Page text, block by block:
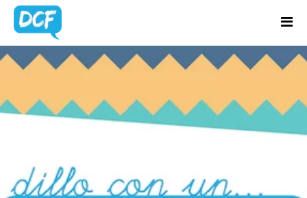
Home
Chi Sono
Lavora con me
Blog
PORTFOLIO
CATEGORY:
RITRATTI A